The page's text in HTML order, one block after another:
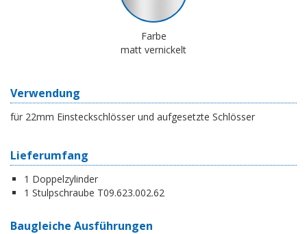
Farbe
matt vernickelt
Verwendung
für 22mm Einsteckschlösser und aufgesetzte Schlösser
Lieferumfang
1 Doppelzylinder
1 Stulpschraube T09.623.002.62
Baugleiche Ausführungen